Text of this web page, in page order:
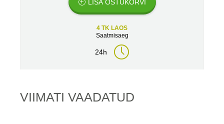
LISA OSTUKORVI
4 TK LAOS
Saatmisaeg
24h
VIIMATI VAADATUD